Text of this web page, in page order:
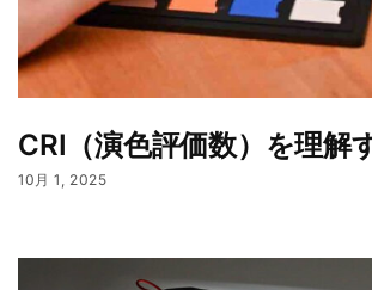
CRI（演色評価数）を理解
10月 1, 2025